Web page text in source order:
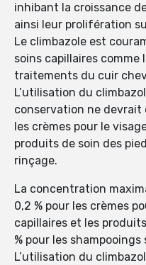
inhibant la croissance
ainsi leur prolifération
Le climbazole est
soins capillaires comme
traitements du cuir
L’utilisation du
conservation ne devrait
les crèmes pour le
produits de soin des
rinçage.
La concentration
0,2 % pour les crèmes
capillaires et les
% pour les shampooings
L’utilisation du